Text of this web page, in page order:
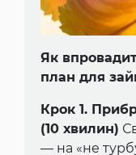
Як
план для
Крок 1.
(10 хвилин)
— на «не